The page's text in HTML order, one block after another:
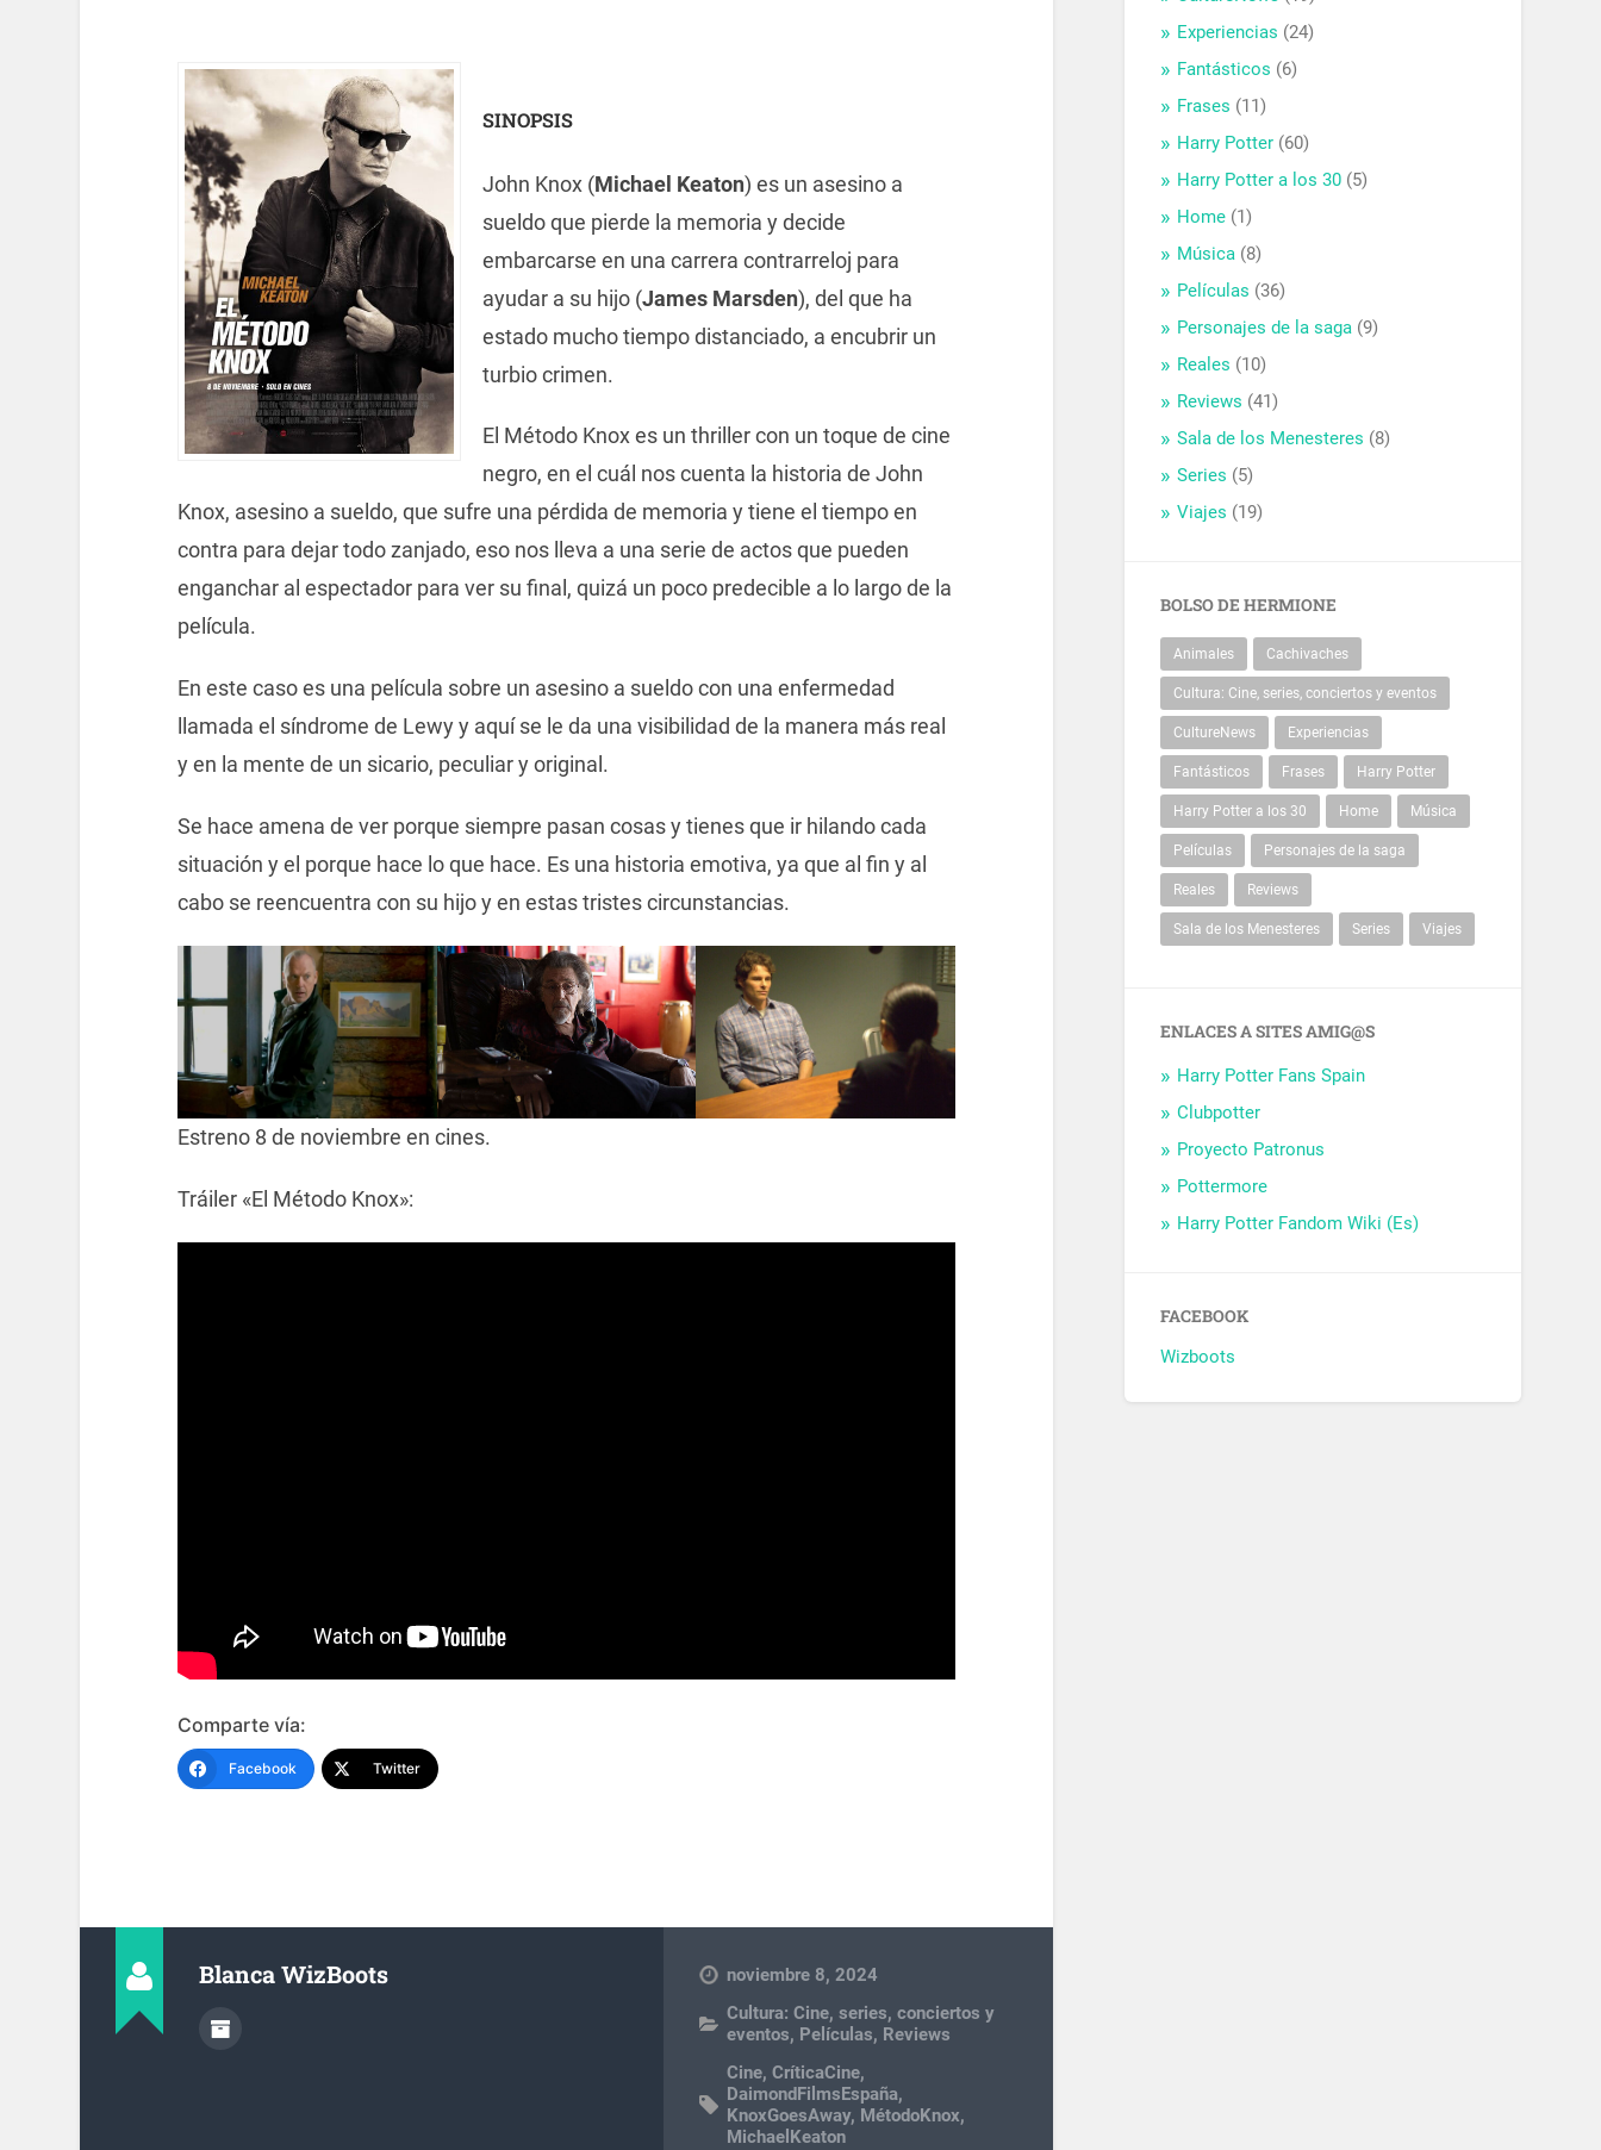
SINOPSIS
John Knox (Michael Keaton) es un asesino a
sueldo que pierde la memoria y decide
embarcarse en una carrera contrarreloj para
ayudar a su hijo (James Marsden), del que ha
estado mucho tiempo distanciado, a encubrir un
turbio crimen.
El Método Knox es un thriller con un toque de cine
negro, en el cuál nos cuenta la historia de John
Knox, asesino a sueldo, que sufre una pérdida de memoria y tiene el tiempo en
contra para dejar todo zanjado, eso nos lleva a una serie de actos que pueden
enganchar al espectador para ver su final, quizá un poco predecible a lo largo de la
película.
En este caso es una película sobre un asesino a sueldo con una enfermedad
llamada el síndrome de Lewy y aquí se le da una visibilidad de la manera más real
y en la mente de un sicario, peculiar y original.
Se hace amena de ver porque siempre pasan cosas y tienes que ir hilando cada
situación y el porque hace lo que hace. Es una historia emotiva, ya que al fin y al
cabo se reencuentra con su hijo y en estas tristes circunstancias.
Estreno 8 de noviembre en cines.
Tráiler «El Método Knox»:
Comparte vía:
Facebook Twitter
Blanca WizBoots
noviembre 8, 2024
Cultura: Cine, series, conciertos y
eventos, Películas, Reviews
Cine,CríticaCine,
DaimondFilmsEspaña,
KnoxGoesAway, MétodoKnox,
MichaelKeaton
Experiencias (24)
Fantásticos (6)
Frases (11)
Harry Potter (60)
Harry Potter a los 30 (5)
Home (1)
Música (8)
Películas (36)
Personajes de la saga (9)
Reales (10)
Reviews (41)
Sala de los Menesteres (8)
Series (5)
Viajes (19)
BOLSO DE HERMIONE
Animales Cachivaches
Cultura: Cine, series, conciertos y eventos
CultureNews Experiencias
Fantásticos Frases Harry Potter
Harry Potter a los 30 Home Música
Películas Personajes de la saga
Reales Reviews
Sala de los Menesteres Series Viajes
ENLACES A SITES AMIG@S
Harry Potter Fans Spain
Clubpotter
Proyecto Patronus
Pottermore
Harry Potter Fandom Wiki (Es)
FACEBOOK
Wizboots